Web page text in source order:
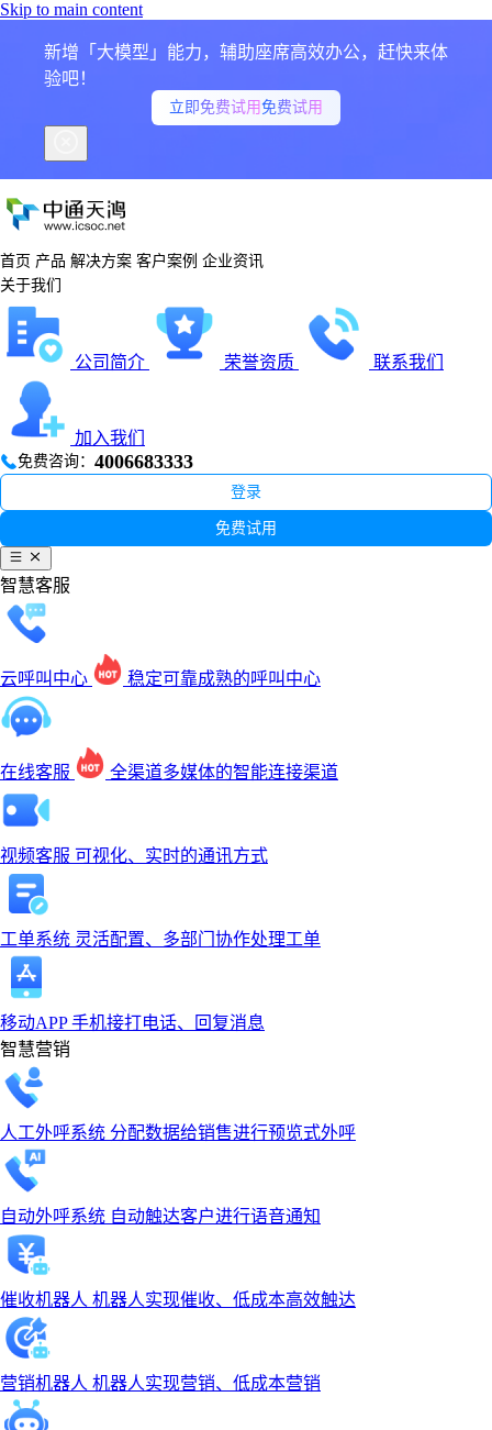
Skip to main content
新增「大模型」能力，辅助座席高效办公，赶快来体
验吧！
立即免费试用免费试用
首页 产品 解决方案 客户案例 企业资讯
关于我们
公司简介 荣誉资质 联系我们
加入我们
免费咨询： 4006683333
登录
免费试用
智慧客服
云呼叫中心 稳定可靠成熟的呼叫中心
在线客服 全渠道多媒体的智能连接渠道
视频客服 可视化、实时的通讯方式
工单系统 灵活配置、多部门协作处理工单
移动APP手机接打电话、回复消息
智慧营销
人工外呼系统 分配数据给销售进行预览式外呼
自动外呼系统 自动触达客户进行语音通知
催收机器人 机器人实现催收、低成本高效触达
营销机器人 机器人实现营销、低成本营销